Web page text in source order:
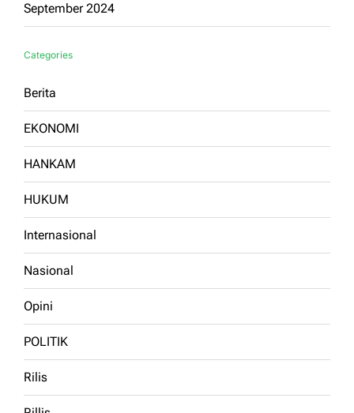
September 2024
Categories
Berita
EKONOMI
HANKAM
HUKUM
Internasional
Nasional
Opini
POLITIK
Rilis